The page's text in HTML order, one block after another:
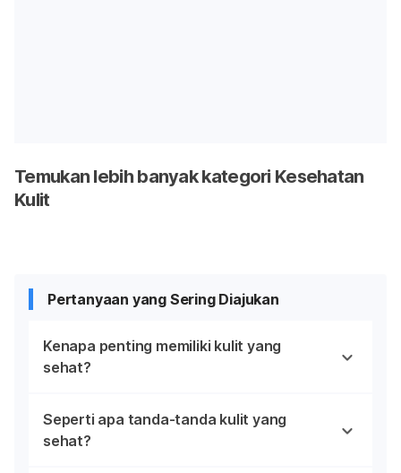
Temukan lebih banyak kategori Kesehatan
Kulit
Pertanyaan yang Sering Diajukan
Kenapa penting memiliki kulit yang
sehat?
Seperti apa tanda-tanda kulit yang
sehat?